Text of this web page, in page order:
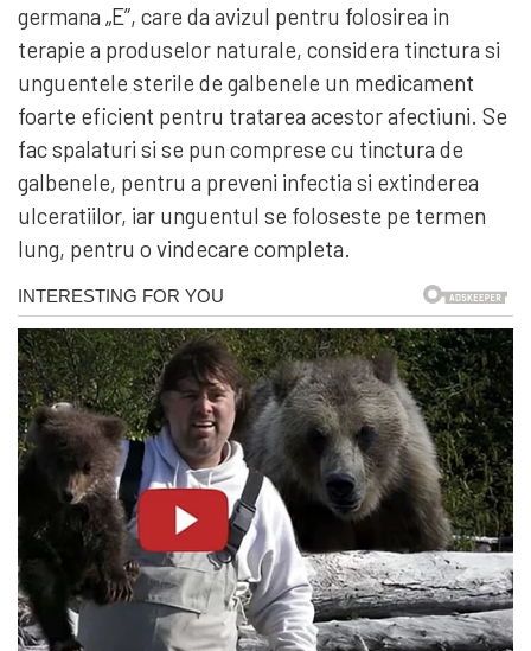
germana „E”, care da avizul pentru folosirea in
terapie a produselor naturale, considera tinctura si
unguentele sterile de galbenele un medicament
foarte eficient pentru tratarea acestor afectiuni. Se
fac spalaturi si se pun comprese cu tinctura de
galbenele, pentru a preveni infectia si extinderea
ulceratiilor, iar unguentul se foloseste pe termen
lung, pentru o vindecare completa.